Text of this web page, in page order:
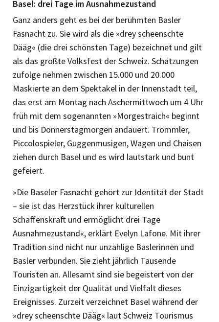
Basel: drei Tage im Ausnahme­zustand
Ganz anders geht es bei der berühmten Basler
Fasnacht zu. Sie wird als die »drey scheenschte
Dääg« (die drei schönsten Tage) bezeichnet und gilt
als das größte Volksfest der Schweiz. Schätzungen
zufolge nehmen zwischen 15.000 und 20.000
Maskierte an dem Spektakel in der Innenstadt teil,
das erst am Montag nach Aschermittwoch um 4 Uhr
früh mit dem sogenannten »Morgestraich« beginnt
und bis Donnerstagmorgen andauert. Trommler,
Piccolospieler, Guggenmusigen, Wagen und Chaisen
ziehen durch Basel und es wird lautstark und bunt
gefeiert.
»Die Baseler Fasnacht gehört zur Identität der Stadt
– sie ist das Herzstück ihrer kulturellen
Schaffenskraft und ermöglicht drei Tage
Ausnahmezustand«, erklärt Evelyn Lafone. Mit ihrer
Tradition sind nicht nur unzählige Baslerinnen und
Basler verbunden. Sie zieht jährlich Tausende
Touristen an. Allesamt sind sie begeistert von der
Einzigartigkeit der Qualität und Vielfalt dieses
Ereignisses. Zurzeit verzeichnet Basel während der
»drey scheenschte Dääg« laut Schweiz Tourismus